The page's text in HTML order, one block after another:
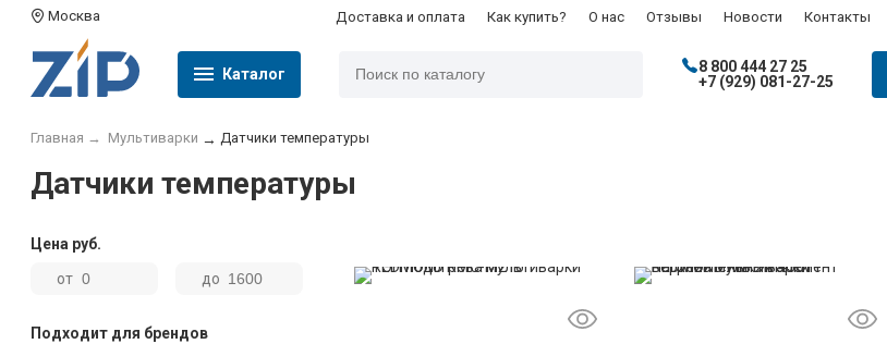
Москва Доставка и оплата Как купить? О нас Отзывы Новости Контакты
Каталог
8 800 444 27 25
+7 (929) 081-27-25
Главная → Мультиварки → Датчики температуры
Датчики температуры
Цена руб.
от до
Подходит для брендов